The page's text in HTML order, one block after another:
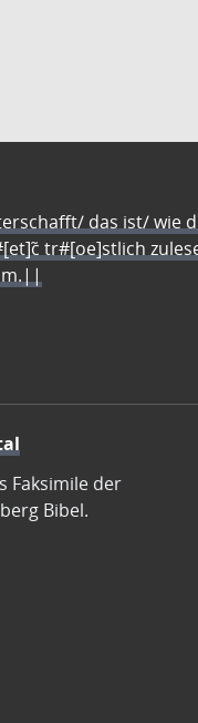
das ist/ wie
tr#[oe]stlich
Faksimile der
Bibel.